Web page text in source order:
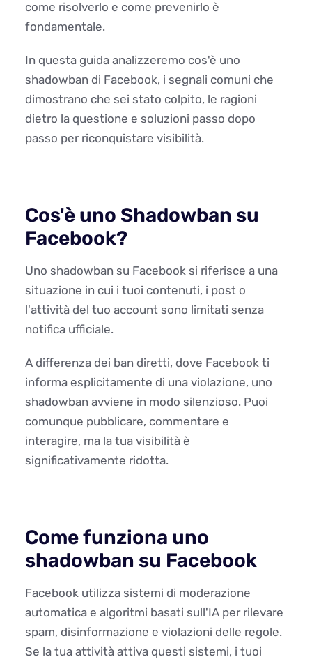
come risolverlo e come prevenirlo è
fondamentale.
In questa guida analizzeremo cos'è uno
shadowban di Facebook, i segnali comuni che
dimostrano che sei stato colpito, le ragioni
dietro la questione e soluzioni passo dopo
passo per riconquistare visibilità.
Cos'è uno Shadowban su
Facebook?
Uno shadowban su Facebook si riferisce a una
situazione in cui i tuoi contenuti, i post o
l'attività del tuo account sono limitati senza
notifica ufficiale.
A differenza dei ban diretti, dove Facebook ti
informa esplicitamente di una violazione, uno
shadowban avviene in modo silenzioso. Puoi
comunque pubblicare, commentare e
interagire, ma la tua visibilità è
significativamente ridotta.
Come funziona uno
shadowban su Facebook
Facebook utilizza sistemi di moderazione
automatica e algoritmi basati sull'IA per rilevare
spam, disinformazione e violazioni delle regole.
Se la tua attività attiva questi sistemi, i tuoi